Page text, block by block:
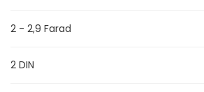
2 - 2,9 Farad
2 DIN